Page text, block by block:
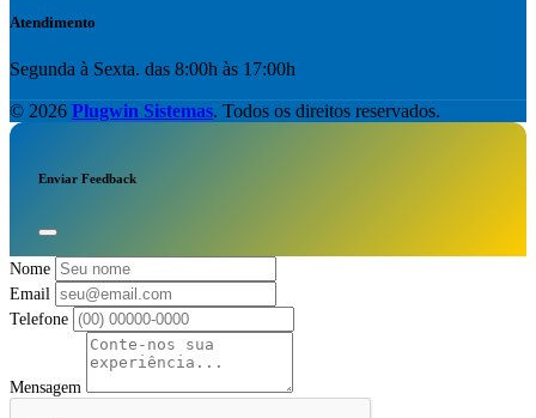
Atendimento
Segunda à Sexta. das 8:00h às 17:00h
© 2026 Plugwin Sistemas. Todos os direitos reservados.
Enviar Feedback
Nome
Email
Telefone
Mensagem